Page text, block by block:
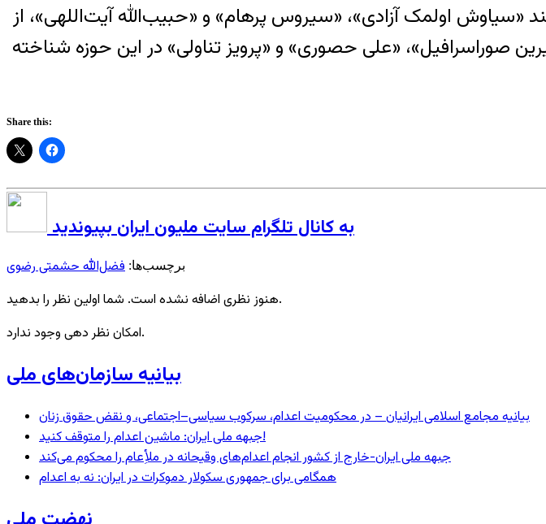
اولمک آزادی»، «سیروس پرهام» و «حبیب‌الله آیت‌اللهی»، از
صوراسرافیل»، «علی حصوری» و «پرویز تناولی» در این حوزه شناخته
Share this:
به کانال تلگرام سایت ملیون ایران بپیوندید
برچسب‌ها: فضل‌الله حشمتی رضوی
هنوز نظری اضافه نشده است. شما اولین نظر را بدهید.
امکان نظر دهی وجود ندارد.
بیانیه سازمان‌های ملی
بیانیه مجامع اسلامی ایرانیان – در محکومیت اعدام، سرکوب سیاسی–اجتماعی، و نقض حقوق زنان
جبهه ملی ایران: ماشین اعدام را متوقف کنید!
جبهه ملی ایران-خارج از کشور انجام اعدام‌های وقیحانه در ملأِعام را محکوم می‌کند
همگامی برای جمهوری سکولار دموکرات در ایران: نه به اعدام